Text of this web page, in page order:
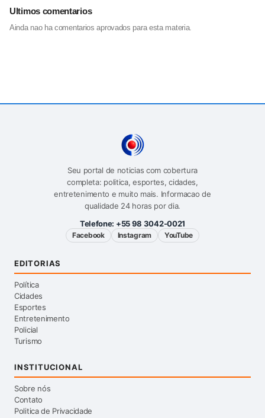
Ultimos comentarios
Ainda nao ha comentarios aprovados para esta materia.
Seu portal de noticias com cobertura
completa: politica, esportes, cidades,
entretenimento e muito mais. Informacao de
qualidade 24 horas por dia.
Telefone: +55 98 3042-0021
Facebook Instagram YouTube
EDITORIAS
Política
Cidades
Esportes
Entretenimento
Policial
Turismo
INSTITUCIONAL
Sobre nós
Contato
Politica de Privacidade